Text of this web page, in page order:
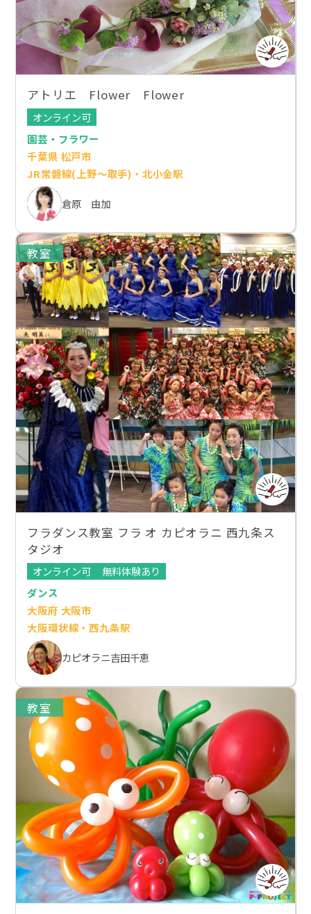
アトリエ Flower Flower
オンライン可
園芸・フラワー
千葉県 松戸市
JR常磐線(上野～取手)・北小金駅
倉原 由加
教室
フラダンス教室 フラ オ カピオラニ 西九条ス
タジオ
オンライン可
無料体験あり
ダンス
大阪府 大阪市
大阪環状線・西九条駅
カピオラニ吉田千恵
教室